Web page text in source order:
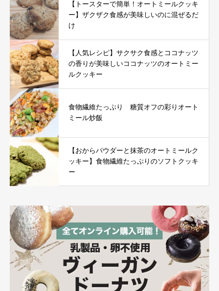
【トースターで簡単！オートミールクッキ
ー】ザクザク食感が美味しいのに混ぜるだ
け
【人気レシピ】サクサク食感とココナッツ
の香りが美味しいココナッツのオートミー
ルクッキー
食物繊維たっぷり 糖質オフの彩りオート
ミール炒飯
【おからパウダーと抹茶のオートミールク
ッキー】食物繊維たっぷりのソフトクッキ
ー